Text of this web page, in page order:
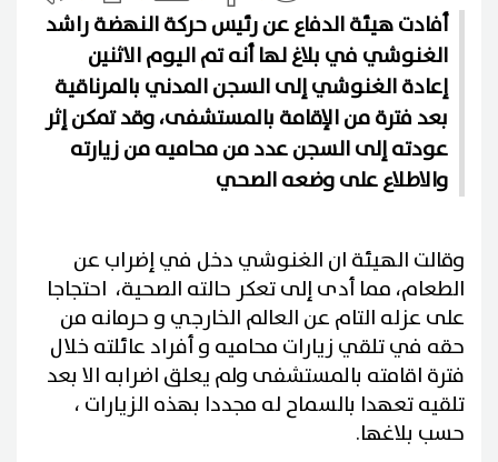
أفادت هيئة الدفاع عن رئيس حركة النهضة راشد
الغنوشي في بلاغ لها أنه تم اليوم الاثنين
إعادة الغنوشي إلى السجن المدني بالمرناقية
بعد فترة من الإقامة بالمستشفى، وقد تمكن إثر
عودته إلى السجن عدد من محاميه من زيارته
والاطلاع على وضعه الصحي
وقالت الهيئة ان الغنوشي دخل في إضراب عن
الطعام، مما أدى إلى تعكر حالته الصحية، احتجاجا
على عزله التام عن العالم الخارجي و حرمانه من
حقه في تلقي زيارات محاميه و أفراد عائلته خلال
فترة اقامته بالمستشفى ولم يعلق اضرابه الا بعد
تلقيه تعهدا بالسماح له مجددا بهذه الزيارات ،
حسب بلاغها.